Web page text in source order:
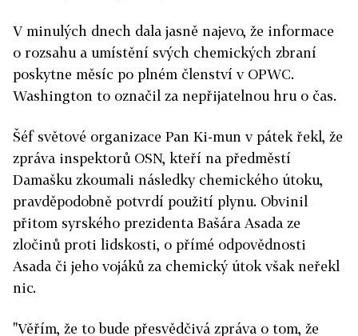
V minulých dnech dala jasně najevo, že informace
o rozsahu a umístění svých chemických zbraní
poskytne měsíc po plném členství v OPWC.
Washington to označil za nepřijatelnou hru o čas.
Šéf světové organizace Pan Ki-mun v pátek řekl, že
zpráva inspektorů OSN, kteří na předměstí
Damašku zkoumali následky chemického útoku,
pravděpodobně potvrdí použití plynu. Obvinil
přitom syrského prezidenta Bašára Asada ze
zločinů proti lidskosti, o přímé odpovědnosti
Asada či jeho vojáků za chemický útok však neřekl
nic.
"Věřím, že to bude přesvědčivá zpráva o tom, že